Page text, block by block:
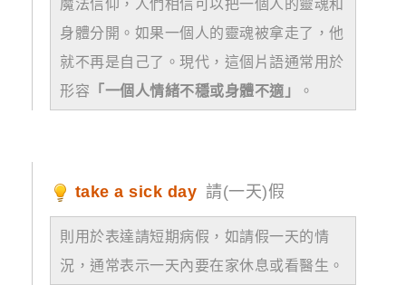
魔法信仰，人們相信可以把一個人的靈魂和
身體分開。如果一個人的靈魂被拿走了，他
就不再是自己了。現代，這個片語通常用於
形容 「一個人情緒不穩或身體不適」 。
take a sick day 請(一天)假
則用於表達請短期病假，如請假一天的情
況，通常表示一天內要在家休息或看醫生。